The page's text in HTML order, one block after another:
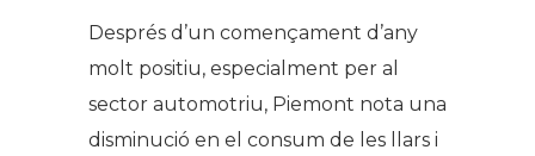
Després d’un començament d’any
molt positiu, especialment per al
sector automotriu, Piemont nota una
disminució en el consum de les llars i